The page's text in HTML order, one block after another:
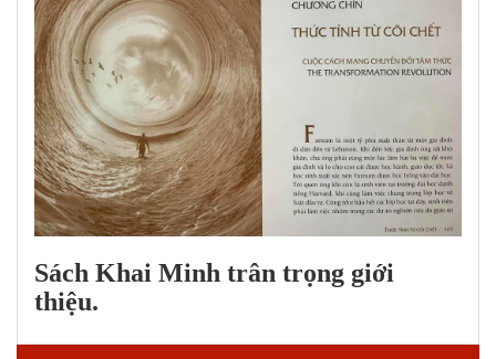
Sách Khai Minh trân trọng giới
thiệu.